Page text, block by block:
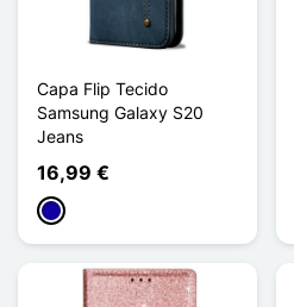
Capa Flip Tecido
Samsung Galaxy S20
Jeans
16,99 €
Azul Escuro